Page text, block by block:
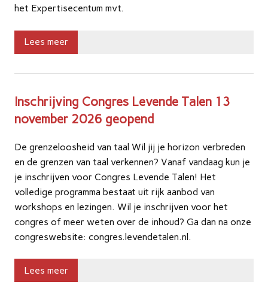
het Expertisecentum mvt.
Lees meer
Inschrijving Congres Levende Talen 13
november 2026 geopend
De grenzeloosheid van taal Wil jij je horizon verbreden
en de grenzen van taal verkennen? Vanaf vandaag kun je
je inschrijven voor Congres Levende Talen! Het
volledige programma bestaat uit rijk aanbod van
workshops en lezingen. Wil je inschrijven voor het
congres of meer weten over de inhoud? Ga dan na onze
congreswebsite: congres.levendetalen.nl.
Lees meer